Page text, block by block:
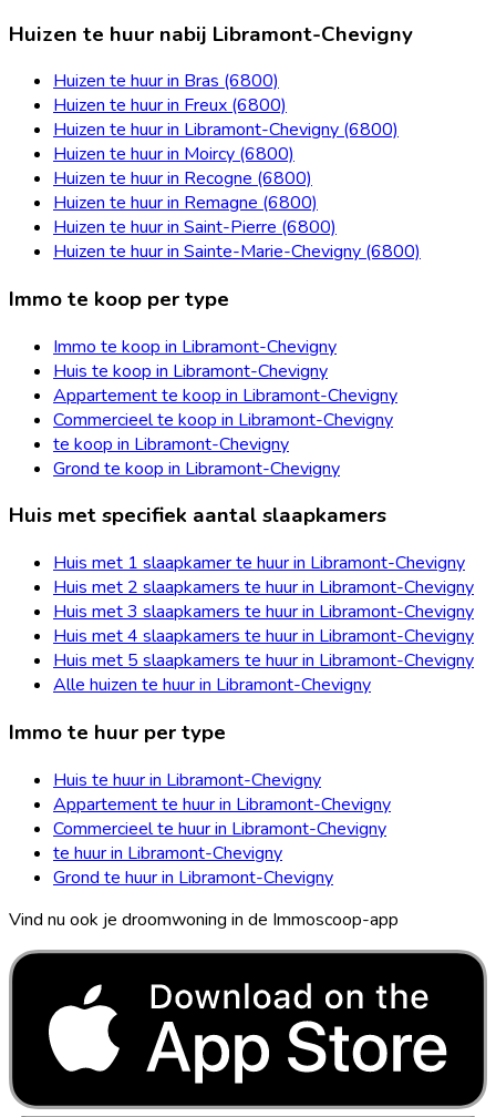
Huizen te huur nabij Libramont-Chevigny
Huizen te huur in Bras (6800)
Huizen te huur in Freux (6800)
Huizen te huur in Libramont-Chevigny (6800)
Huizen te huur in Moircy (6800)
Huizen te huur in Recogne (6800)
Huizen te huur in Remagne (6800)
Huizen te huur in Saint-Pierre (6800)
Huizen te huur in Sainte-Marie-Chevigny (6800)
Immo te koop per type
Immo te koop in Libramont-Chevigny
Huis te koop in Libramont-Chevigny
Appartement te koop in Libramont-Chevigny
Commercieel te koop in Libramont-Chevigny
te koop in Libramont-Chevigny
Grond te koop in Libramont-Chevigny
Huis met specifiek aantal slaapkamers
Huis met 1 slaapkamer te huur in Libramont-Chevigny
Huis met 2 slaapkamers te huur in Libramont-Chevigny
Huis met 3 slaapkamers te huur in Libramont-Chevigny
Huis met 4 slaapkamers te huur in Libramont-Chevigny
Huis met 5 slaapkamers te huur in Libramont-Chevigny
Alle huizen te huur in Libramont-Chevigny
Immo te huur per type
Huis te huur in Libramont-Chevigny
Appartement te huur in Libramont-Chevigny
Commercieel te huur in Libramont-Chevigny
te huur in Libramont-Chevigny
Grond te huur in Libramont-Chevigny
Vind nu ook je droomwoning in de Immoscoop-app